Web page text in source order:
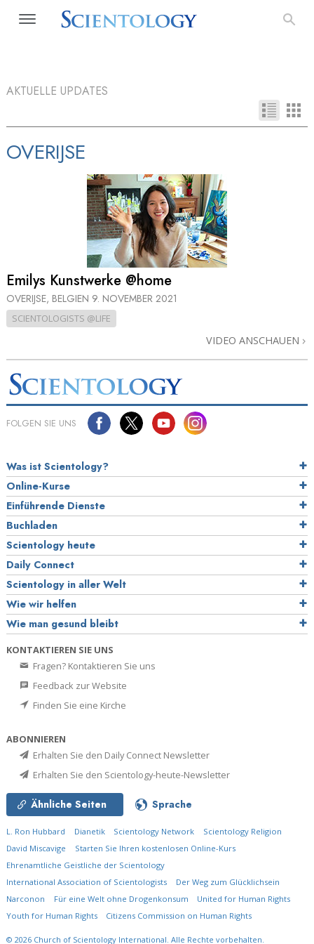
AKTUELLE UPDATES
OVERIJSE
Emilys Kunstwerke @home
OVERIJSE, BELGIEN 9. NOVEMBER 2021
SCIENTOLOGISTS @LIFE
VIDEO ANSCHAUEN
FOLGEN SIE UNS
Was ist Scientology?
Online-Kurse
Einführende Dienste
Buchladen
Scientology heute
Daily Connect
Scientology in aller Welt
Wie wir helfen
Wie man gesund bleibt
KONTAKTIEREN SIE UNS
Fragen? Kontaktieren Sie uns
Feedback zur Website
Finden Sie eine Kirche
ABONNIEREN
Erhalten Sie den Daily Connect Newsletter
Erhalten Sie den Scientology-heute-Newsletter
Ähnliche Seiten Sprache
L. Ron Hubbard Dianetik Scientology Network
Scientology Religion
David Miscavige
Starten Sie Ihren kostenlosen Online-Kurs
Ehrenamtliche Geistliche der Scientology
International Association of Scientologists
Der Weg zum Glücklichsein
Narconon
Für eine Welt ohne Drogenkonsum
United for Human Rights
Youth for Human Rights
Citizens Commission on Human Rights
© 2026 Church of Scientology International. Alle Rechte vorbehalten.